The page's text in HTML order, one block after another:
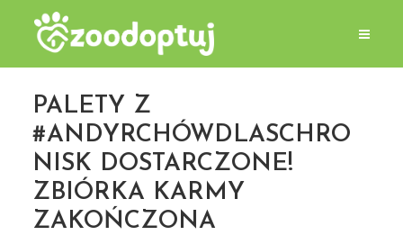
PALETY Z
#ANDYRCHÓWDLASCHRO
NISK DOSTARCZONE!
ZBIÓRKA KARMY
ZAKOŃCZONA